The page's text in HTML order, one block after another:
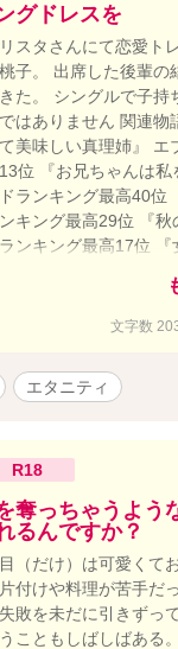
グドレスを
スタさんにて恋愛ト
子。 出席した後輩の
た。 シングルで子
はありません 関連物
美味しい真理姉』 エ
位 『お兄ちゃんは
ランキング最高40位
キング最高29位 『秋
ンキング最高17位 『
ヤモヤ今日も秘書は止
ンキング最高32位 『
高24位 『交際0日で
ゲームをクリア』 ﾍﾞﾘ
ング最高9位 『女神達
ランキング最高66位
ﾌｪさんにて恋愛ラン
ておりますが、どれ
うなものを回収して
い内容となっており
くかと思います。
文字数
エタニティ
R18
奪っちゃうよう
るんですか？
（だけ）は可愛くて
付けや料理が苦手だ
敗を未だに引きずっ
こともしばしばある